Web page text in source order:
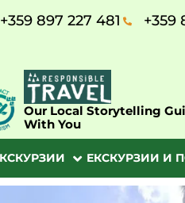
+359 897 227 481 +359
Our Local Storytelling
With You
ЕКСКУРЗИИ И